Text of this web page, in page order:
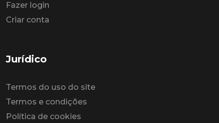
Fazer login
Criar conta
Jurídico
Termos do uso do site
Termos e condições
Política de cookies